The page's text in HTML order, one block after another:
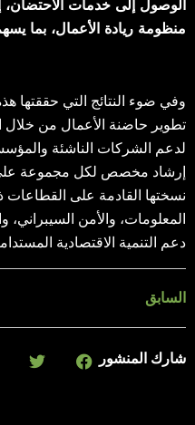
الوصول إلى خدمات
منظومة ريادة الأعمال، بما
وفي ضوء النتائج التي حققتها
تطوير حاضنة الأعمال من خلال
لدعم الشركات الناشئة
إرشاد مخصص لكل مجموعة
نسختها القادمة على القطاعات
المعلومات، والأمن
دعم التنمية الاقتصادية
السابق
شارك المنشور